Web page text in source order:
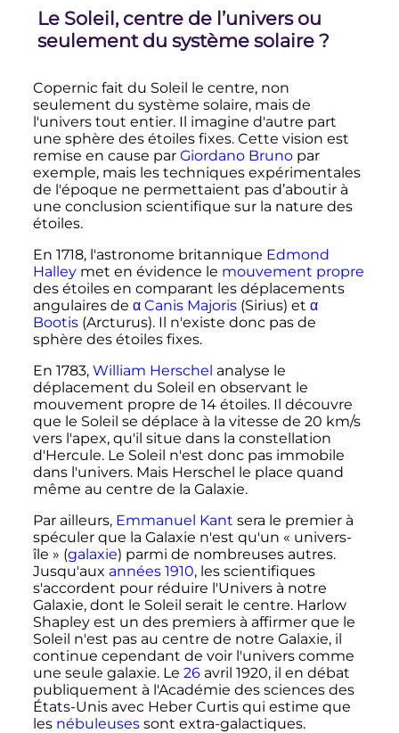
Le Soleil, centre de l’univers ou
seulement du système solaire ?
Copernic fait du Soleil le centre, non
seulement du système solaire, mais de
l'univers tout entier. Il imagine d'autre part
une sphère des étoiles fixes. Cette vision est
remise en cause par Giordano Brunopar
exemple, mais les techniques expérimentales
de l'époque ne permettaient pas d’aboutir à
une conclusion scientifique sur la nature des
étoiles.
En 1718, l'astronome britannique Edmond
Halleymet en évidence le mouvement propre
des étoiles en comparant les déplacements
angulaires de α Canis Majoris(Sirius) et α
Bootis(Arcturus). Il n'existe donc pas de
sphère des étoiles fixes.
En 1783, William Herschel analyse le
déplacement du Soleil en observant le
mouvement propre de 14 étoiles. Il découvre
que le Soleil se déplace à la vitesse de 20 km/s
vers l'apex, qu'il situe dans la constellation
d'Hercule. Le Soleil n'est donc pas immobile
dans l'univers. Mais Herschel le place quand
même au centre de la Galaxie.
Par ailleurs, Emmanuel Kant sera le premier à
spéculer que la Galaxie n'est qu'un « univers-
île » (galaxie) parmi de nombreuses autres.
Jusqu'aux années 1910, les scientifiques
s'accordent pour réduire l'Univers à notre
Galaxie, dont le Soleil serait le centre. Harlow
Shapley est un des premiers à affirmer que le
Soleil n'est pas au centre de notre Galaxie, il
continue cependant de voir l'univers comme
une seule galaxie. Le 26avril 1920, il en débat
publiquement à l'Académie des sciences des
États-Unis avec Heber Curtis qui estime que
les nébuleusessont extra-galactiques.